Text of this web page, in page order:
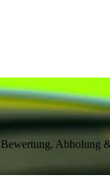
Abholung